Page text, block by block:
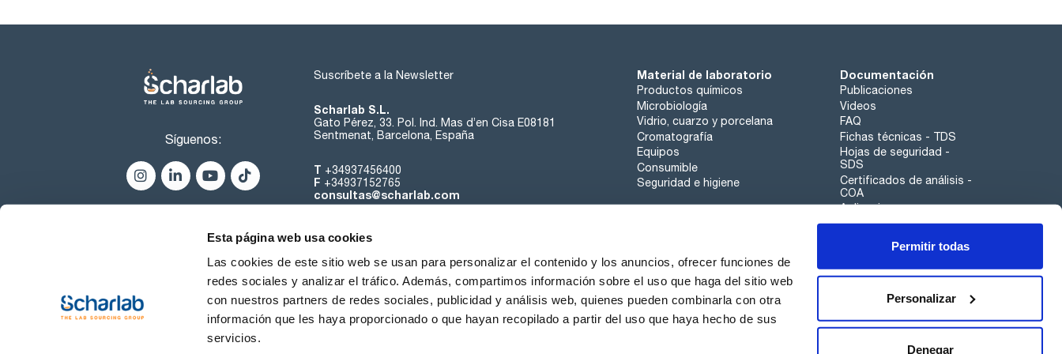
Esta página web usa cookies
Las cookies de este sitio web se usan para personalizar el contenido y los anuncios, ofrecer funciones de
redes sociales y analizar el tráfico. Además, compartimos información sobre el uso que haga del sitio web
con nuestros partners de redes sociales, publicidad y análisis web, quienes pueden combinarla con otra
información que les haya proporcionado o que hayan recopilado a partir del uso que haya hecho de sus
servicios.
Permitir todas
Personalizar
Denegar
Síguenos:
Suscríbete a la Newsletter
Scharlab S.L.
Gato Pérez, 33. Pol. Ind. Mas d’en Cisa E08181
Sentmenat, Barcelona, España
T +34937456400
F +34937152765
consultas@scharlab.com
Material de laboratorio
Productos químicos
Microbiología
Vidrio, cuarzo y porcelana
Cromatografía
Equipos
Consumible
Seguridad e higiene
Documentación
Publicaciones
Videos
FAQ
Fichas técnicas - TDS
Hojas de seguridad -
SDS
Certificados de análisis -
COA
Aplicaciones
Tabla Periódica
Canal de denuncias
Sobre nosotros Contacta Noticias Trabaja con nosotros
Condiciones de uso